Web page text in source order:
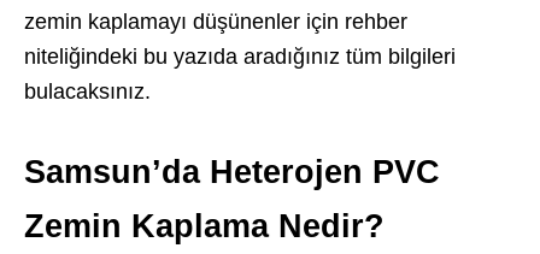
zemin kaplamayı düşünenler için rehber
niteliğindeki bu yazıda aradığınız tüm bilgileri
bulacaksınız.
Samsun’da Heterojen PVC
Zemin Kaplama Nedir?